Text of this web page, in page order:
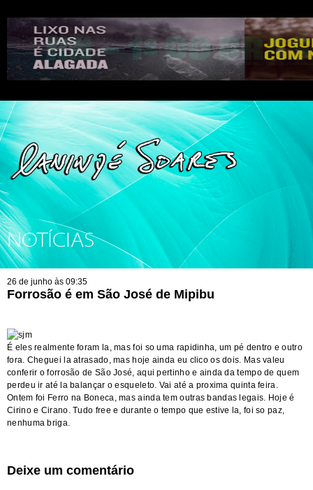
NOTÍCIAS
26 de junho às 09:35
Forrosão é em São José de Mipibu
É eles realmente foram la, mas foi so uma rapidinha, um pé dentro e outro
fora. Cheguei la atrasado, mas hoje ainda eu clico os dois. Mas valeu
conferir o forrosão de São José, aqui pertinho e ainda da tempo de quem
perdeu ir até la balançar o esqueleto. Vai até a proxima quinta feira.
Ontem foi Ferro na Boneca, mas ainda tem outras bandas legais. Hoje é
Cirino e Cirano. Tudo free e durante o tempo que estive la, foi so paz,
nenhuma briga.
Deixe um comentário